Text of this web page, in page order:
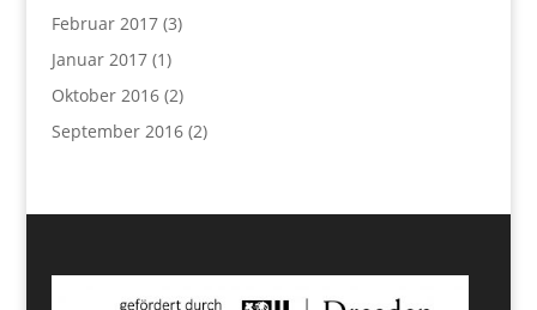
Februar 2017(3)
Januar 2017(1)
Oktober 2016(2)
September 2016(2)